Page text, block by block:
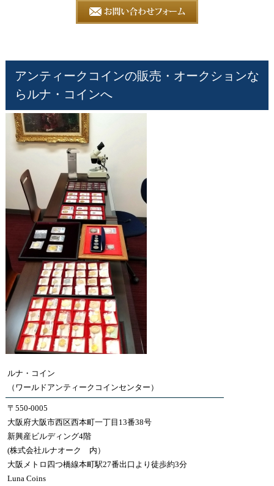
アンティークコインの販売・オークションな
らルナ・コインへ
ルナ・コイン
（ワールドアンティークコインセンター）
〒550-0005
大阪府大阪市西区西本町一丁目13番38号
新興産ビルディング4階
(株式会社ルナオーク 内）
大阪メトロ四つ橋線本町駅27番出口より徒歩約3分
Luna Coins